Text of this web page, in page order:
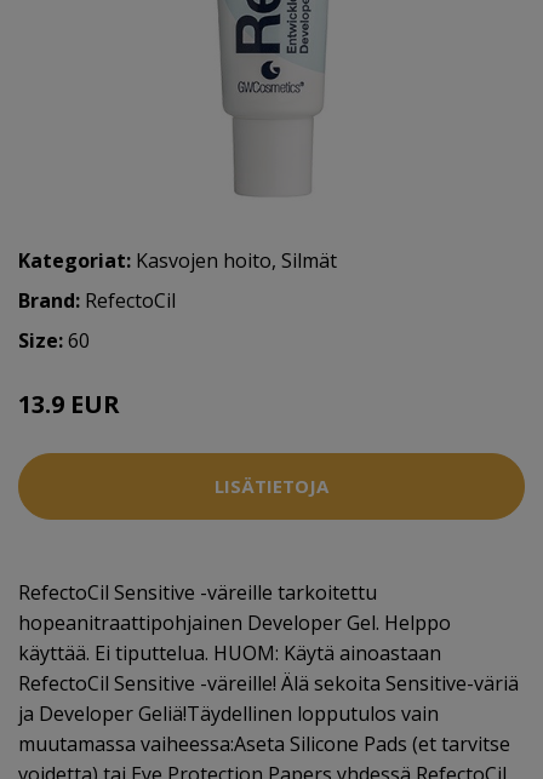
Kategoriat: Kasvojen hoito, Silmät
Brand: RefectoCil
Size:60
13.9 EUR
LISÄTIETOJA
RefectoCil Sensitive -väreille tarkoitettu
hopeanitraattipohjainen Developer Gel. Helppo
käyttää. Ei tiputtelua. HUOM: Käytä ainoastaan
RefectoCil Sensitive -väreille! Älä sekoita Sensitive-väriä
ja Developer Geliä!Täydellinen lopputulos vain
muutamassa vaiheessa:Aseta Silicone Pads (et tarvitse